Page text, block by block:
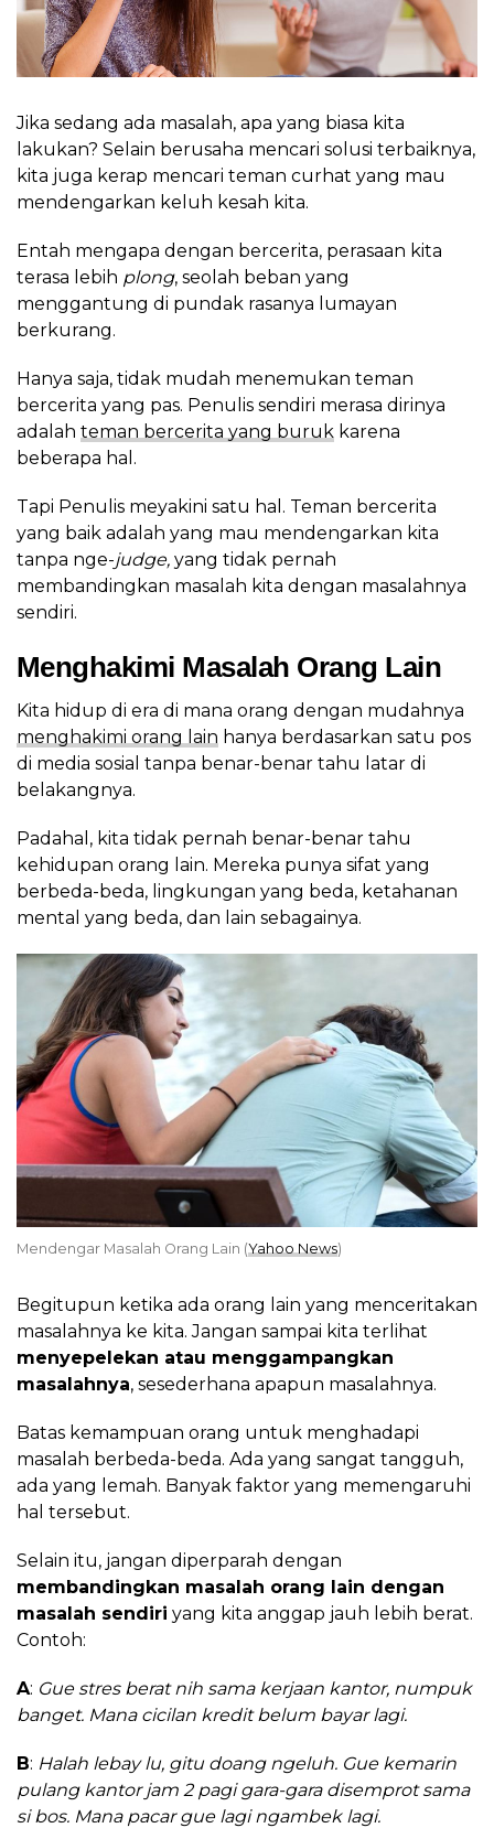
Jika sedang ada masalah, apa yang biasa kita
lakukan? Selain berusaha mencari solusi terbaiknya,
kita juga kerap mencari teman curhat yang mau
mendengarkan keluh kesah kita.
Entah mengapa dengan bercerita, perasaan kita
terasa lebih plong, seolah beban yang
menggantung di pundak rasanya lumayan
berkurang.
Hanya saja, tidak mudah menemukan teman
bercerita yang pas. Penulis sendiri merasa dirinya
adalah teman bercerita yang buruk karena
beberapa hal.
Tapi Penulis meyakini satu hal. Teman bercerita
yang baik adalah yang mau mendengarkan kita
tanpa nge-judge, yang tidak pernah
membandingkan masalah kita dengan masalahnya
sendiri.
Menghakimi Masalah Orang Lain
Kita hidup di era di mana orang dengan mudahnya
menghakimi orang lain hanya berdasarkan satu pos
di media sosial tanpa benar-benar tahu latar di
belakangnya.
Padahal, kita tidak pernah benar-benar tahu
kehidupan orang lain. Mereka punya sifat yang
berbeda-beda, lingkungan yang beda, ketahanan
mental yang beda, dan lain sebagainya.
Mendengar Masalah Orang Lain (Yahoo News)
Begitupun ketika ada orang lain yang menceritakan
masalahnya ke kita. Jangan sampai kita terlihat
menyepelekan atau menggampangkan
masalahnya, sesederhana apapun masalahnya.
Batas kemampuan orang untuk menghadapi
masalah berbeda-beda. Ada yang sangat tangguh,
ada yang lemah. Banyak faktor yang memengaruhi
hal tersebut.
Selain itu, jangan diperparah dengan
membandingkan masalah orang lain dengan
masalah sendiri yang kita anggap jauh lebih berat.
Contoh:
A: Gue stres berat nih sama kerjaan kantor, numpuk
banget. Mana cicilan kredit belum bayar lagi.
B: Halah lebay lu, gitu doang ngeluh. Gue kemarin
pulang kantor jam 2 pagi gara-gara disemprot sama
si bos. Mana pacar gue lagi ngambek lagi.